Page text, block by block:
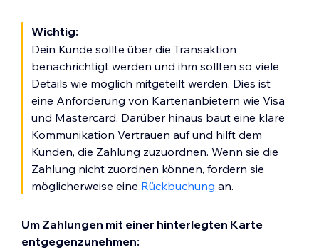
Wichtig:
Dein Kunde sollte über die Transaktion
benachrichtigt werden und ihm sollten so viele
Details wie möglich mitgeteilt werden. Dies ist
eine Anforderung von Kartenanbietern wie Visa
und Mastercard. Darüber hinaus baut eine klare
Kommunikation Vertrauen auf und hilft dem
Kunden, die Zahlung zuzuordnen. Wenn sie die
Zahlung nicht zuordnen können, fordern sie
möglicherweise eine Rückbuchung an.
Um Zahlungen mit einer hinterlegten Karte
entgegenzunehmen: